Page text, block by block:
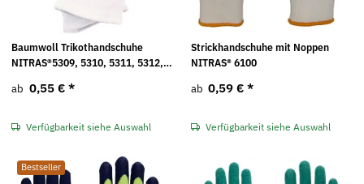
Baumwoll Trikothandschuhe
NITRAS®5309, 5310, 5311, 5312,
ab 0,55 € *
Verfügbarkeit siehe Auswahl
Strickhandschuhe mit Noppen
NITRAS® 6100
ab 0,59 € *
Verfügbarkeit siehe Auswahl
Bestseller